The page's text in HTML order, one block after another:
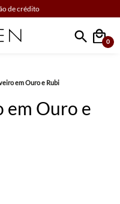
de crédito
0
em Ouro e Rubi
em Ouro e